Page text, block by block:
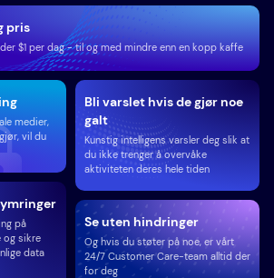
på
og sikre
data
medier,
vil du
pris
$1 per dag - til og med mindre enn en kopp kaffe
Bli varslet hvis de gjør noe
galt
Kunstig intelligens varsler deg slik at
du ikke trenger å overvåke
aktiviteten deres hele tiden
Se uten hindringer
Og hvis du støter på noe, er vårt
24/7 Customer Care-team alltid der
for deg